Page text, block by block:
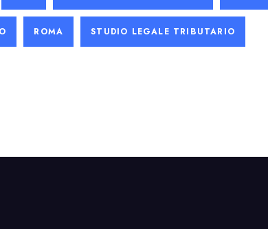
ROMA STUDIO LEGALE TRIBUTARIO